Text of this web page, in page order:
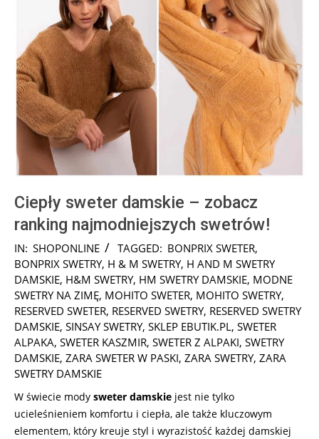
Ciepły sweter damskie – zobacz
ranking najmodniejszych swetrów!
2025-
10-
17
IN: SHOPONLINE TAGGED: BONPRIX SWETER,
BONPRIX SWETRY, H & M SWETRY, H AND M SWETRY
DAMSKIE, H&M SWETRY, HM SWETRY DAMSKIE, MODNE
SWETRY NA ZIMĘ, MOHITO SWETER, MOHITO SWETRY,
RESERVED SWETER, RESERVED SWETRY, RESERVED SWETRY
DAMSKIE, SINSAY SWETRY, SKLEP EBUTIK.PL, SWETER
ALPAKA, SWETER KASZMIR, SWETER Z ALPAKI, SWETRY
DAMSKIE, ZARA SWETER W PASKI, ZARA SWETRY, ZARA
SWETRY DAMSKIE
W świecie mody sweter damskie jest nie tylko
ucieleśnieniem komfortu i ciepła, ale także kluczowym
elementem, który kreuje styl i wyrazistość każdej damskiej